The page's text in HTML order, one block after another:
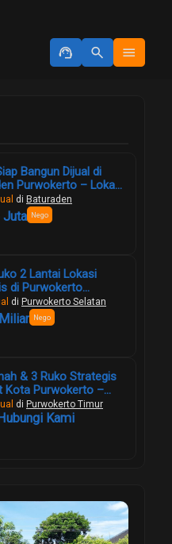
support_agent search menu
Bangun Dijual di
Purwokerto – Lokasi
View Gunung Slamet,
di Baturaden
Juta Nego
2 Lantai Lokasi
di Purwokerto
di Purwokerto Selatan
Nego
& 3 Ruko Strategis
Kota Purwokerto –
1.957 m², Cocok
Komersial
di Purwokerto Timur
Kami